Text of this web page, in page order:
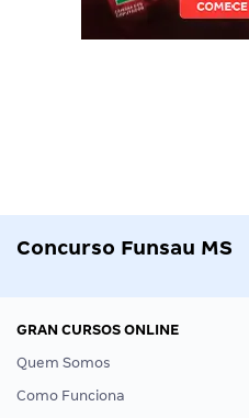
Concurso Funsau MS
GRAN CURSOS ONLINE
Quem Somos
Como Funciona